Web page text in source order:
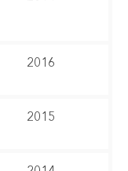
2016
2015